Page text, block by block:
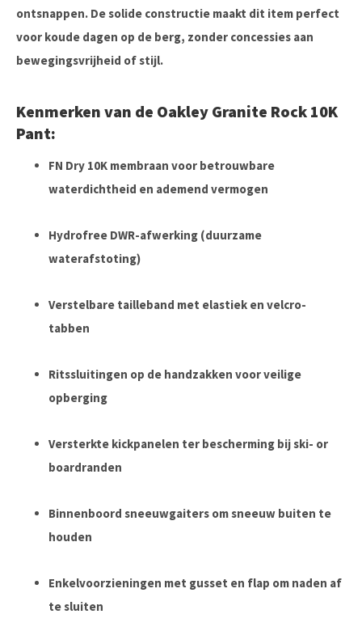
ontsnappen. De solide constructie maakt dit item perfect
voor koude dagen op de berg, zonder concessies aan
bewegingsvrijheid of stijl.
Kenmerken van de Oakley Granite Rock 10K
Pant:
FN Dry 10K membraan voor betrouwbare
waterdichtheid en ademend vermogen
Hydrofree DWR-afwerking (duurzame
waterafstoting)
Verstelbare tailleband met elastiek en velcro-
tabben
Ritssluitingen op de handzakken voor veilige
opberging
Versterkte kickpanelen ter bescherming bij ski- or
boardranden
Binnenboord sneeuwgaiters om sneeuw buiten te
houden
Enkelvoorzieningen met gusset en flap om naden af
te sluiten